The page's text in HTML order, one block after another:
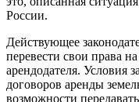
России.
Действующее
перевести свои права
арендодателя. Условия
договоров аренды
возможности